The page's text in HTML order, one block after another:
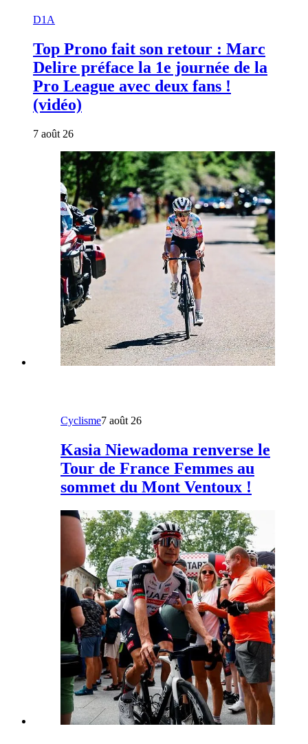
D1A
Top Prono fait son retour : Marc
Delire préface la 1e journée de la
Pro League avec deux fans !
(vidéo)
7 août 26
Cyclisme7 août 26
Kasia Niewadoma renverse le
Tour de France Femmes au
sommet du Mont Ventoux !